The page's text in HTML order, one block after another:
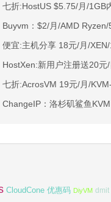
1Gbps端口/
选CN2 GIA/AS9929/
香港标准区/国内优
起-四核AMD
/20GB NVMe空间/6TB流
主机/9折月付61元起
七折:HostUS $5.75/月/1GB
Buyvm：$2/月/AMD
便宜:主机分享 18元/月/
HostXen:新用户注册送20元
七折:AcrosVM 19元/月/
ChangeIP：洛杉矶鲨鱼
CloudCone 优惠码 DiyVM dmit